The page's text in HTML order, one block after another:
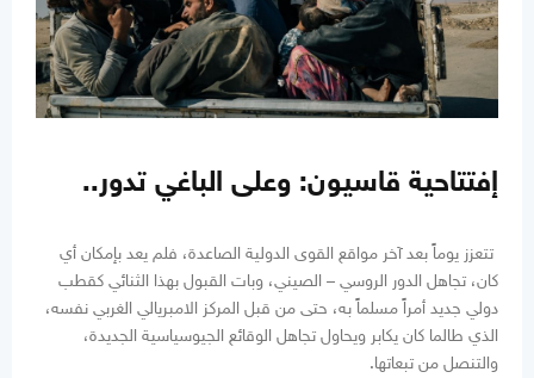
إفتتاحية قاسيون: وعلى الباغي تدور..
تتعزز يوماً بعد آخر مواقع القوى الدولية الصاعدة، فلم يعد بإمكان أي
كان، تجاهل الدور الروسي – الصيني، وبات القبول بهذا الثنائي كقطب
دولي جديد أمراً مسلماً به، حتى من قبل المركز الامبريالي الغربي نفسه،
الذي طالما كان يكابر ويحاول تجاهل الوقائع الجيوسياسية الجديدة،
والتنصل من تبعاتها.